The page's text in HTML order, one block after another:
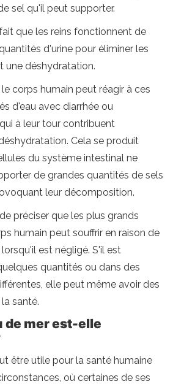
sel qu'il peut supporter.
que les reins fonctionnent de
d'urine pour éliminer les
une déshydratation.
corps humain peut réagir à ces
d'eau avec diarrhée ou
à leur tour contribuent
Cela se produit
du système intestinal ne
de grandes quantités de sels
leur décomposition.
préciser que les plus grands
humain peut souffrir en raison de
est négligé. S'il est
quantités ou dans des
elle peut même avoir des
santé.
de mer est-elle
être utile pour la santé humaine
où certaines de ses